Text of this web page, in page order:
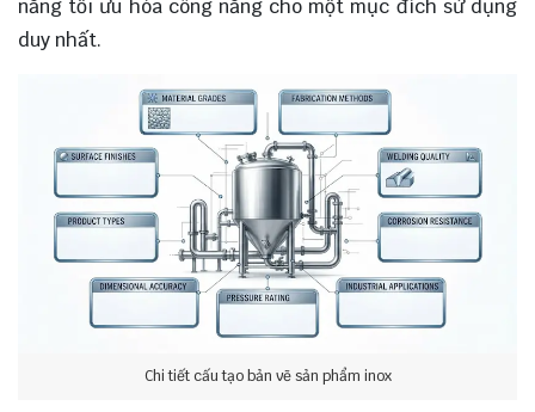
năng tối ưu hóa công năng cho một mục đích sử dụng
duy nhất.
Chi tiết cấu tạo bản vẽ sản phẩm inox